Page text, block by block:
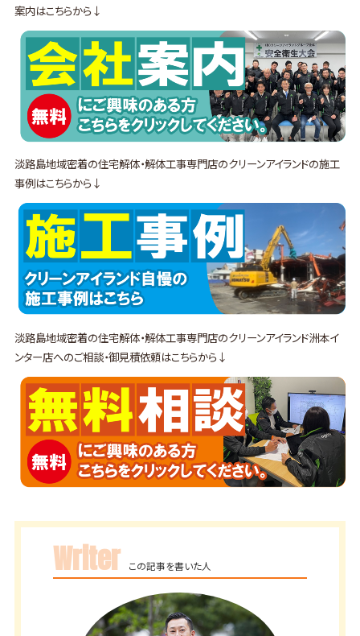
案内はこちらから↓
淡路島地域密着の住宅解体・解体工事専門店のクリーンアイランドの施工
事例はこちらから↓
淡路島地域密着の住宅解体・解体工事専門店のクリーンアイランド洲本イ
ンター店へのご相談・御見積依頼はこちらから↓
Writer この記事を書いた人